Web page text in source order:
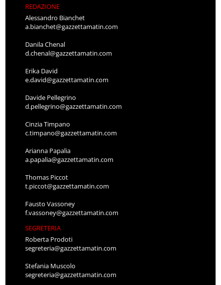
REDAZIONE
Alessandro Bianchet
a.bianchet@gazzettamatin.com
Danila Chenal
d.chenal@gazzettamatin.com
Erika David
e.david@gazzettamatin.com
Davide Pellegrino
d.pellegrino@gazzettamatin.com
Cinzia Timpano
c.timpano@gazzettamatin.com
Arianna Papalia
a.papalia@gazzettamatin.com
Thomas Piccot
t.piccot@gazzettamatin.com
Fausto Vassoney
f.vassoney@gazzettamatin.com
SEGRETERIA
Roberta Prodoti
segreteria@gazzettamatin.com
Stefania Muscolo
segreteria@gazzettamatin.com